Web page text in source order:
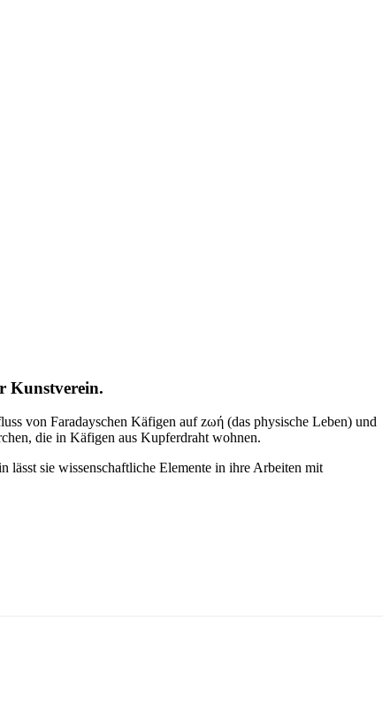
Kunstverein.
von Faradayschen Käfigen auf zωή (das physische Leben) und
die in Käfigen aus Kupferdraht wohnen.
lässt sie wissenschaftliche Elemente in ihre Arbeiten mit